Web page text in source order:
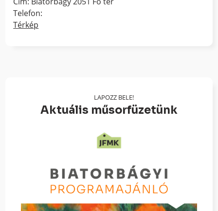
Telefon:
Térkép
LAPOZZ BELE!
Aktuális műsorfüzetünk